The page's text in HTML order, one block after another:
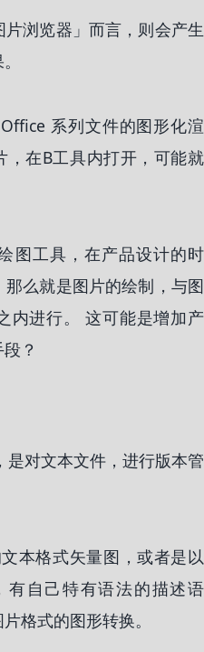
浏览器」而言，则会产生
系列文件的图形化渲
，在B工具内打开，可能就
图工具，在产品设计的时
么就是图片的绘制，与图
内进行。 这可能是增加产
？
对文本文件，进行版本管
本格式矢量图，或者是以
自己特有语法的描述语
格式的图形转换。